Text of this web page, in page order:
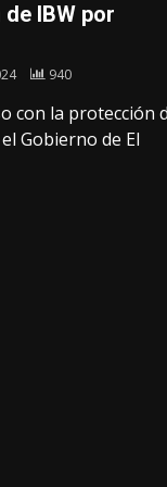
IBW por
940
con la protección
Gobierno de El